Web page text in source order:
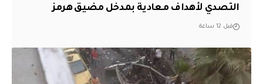
التصدي لأهداف معادية بمدخل مضيق هرمز
قبل 12 ساعة